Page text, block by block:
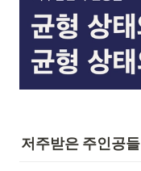
저주받은 주인공들